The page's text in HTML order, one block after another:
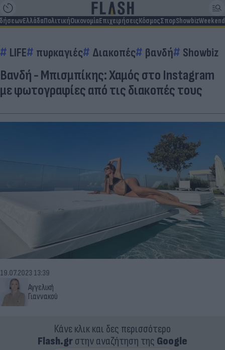
ΕλλάδαΠολιτικήΟικονομίαΕπιχειρήσειςΚόσμοςΣπορShowbizWeekend
LIFE πυρκαγιές Διακοπές βανδή Showbiz
Βανδή - Μπισμπίκης: Χαμός στο Instagram
με φωτογραφίες από τις διακοπές τους
Αγγελική
Γιαννακού
19.07.2023 13:39
Κάνε κλικ και δες περισσότερο
Flash.grστην αναζήτηση της Google